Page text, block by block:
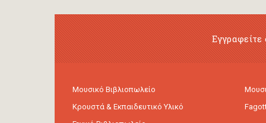
Μουσικό Βιβλιοπωλείο
Κρουστά & Εκπαιδευτικό Υλικό